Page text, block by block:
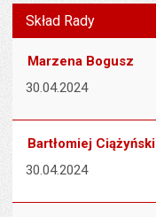
Skład Rady
Marzena Bogusz
30.04.2024
Bartłomiej Ciążyński
30.04.2024